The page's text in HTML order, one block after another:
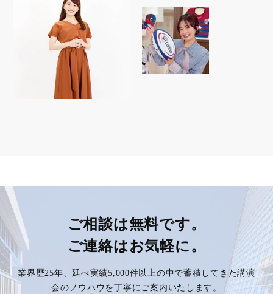
ご相談は無料です。
ご連絡はお気軽に。
業界歴25年、延べ実績5,000件以上の中で蓄積してきた講演
会のノウハウを丁寧にご案内いたします。